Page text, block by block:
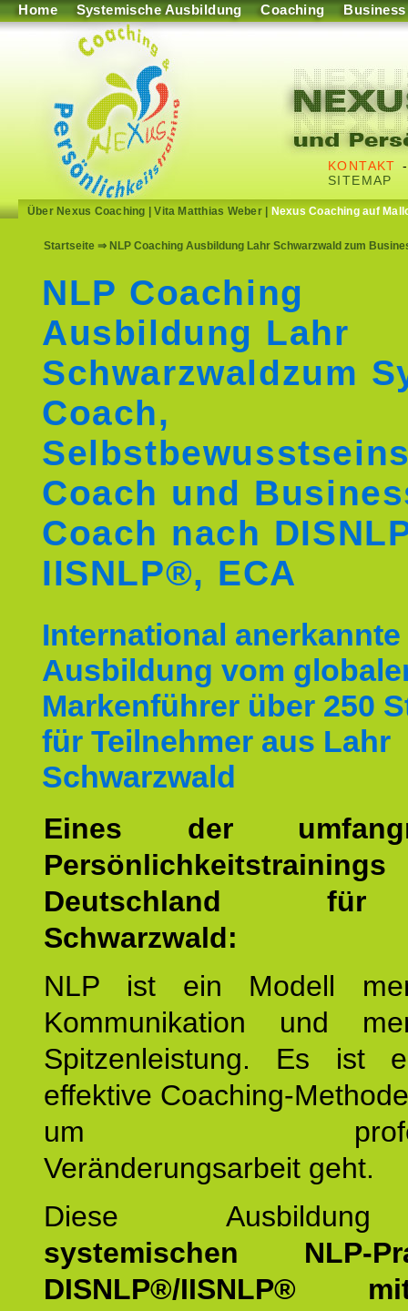
Home Systemische Ausbildung Coaching Business
KONTAKT
SITEMAP
Über Nexus Coaching |Vita Matthias Weber| Nexus Coaching auf
Startseite ⇒ NLP Coaching Ausbildung Lahr Schwarzwald zum
NLP Coaching
Ausbildung Lahr
Schwarzwaldzum
Coach,
Coach und
Coach nach
IISNLP®, ECA
International
Ausbildung vom
Markenführer über 250
für Teilnehmer aus Lahr
Schwarzwald
Eines der
Deutschland
Schwarzwald:
NLP ist ein Modell
Kommunikation und
Spitzenleistung. Es ist
effektive Coaching-
um
Veränderungsarbeit geht.
Diese
systemischen NLP-
DISNLP®/IISNLP®